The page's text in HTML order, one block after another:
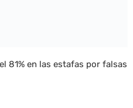
81% en las estafas por falsas